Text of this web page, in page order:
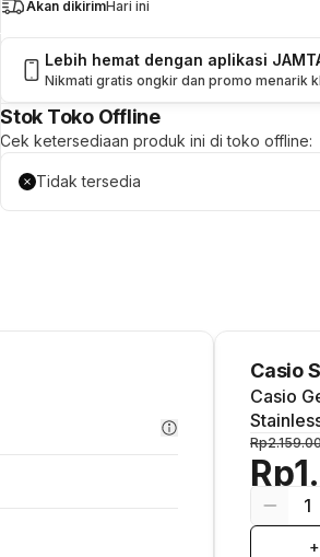
Akan dikirimHari ini
Lebih hemat dengan aplikasi
Nikmati gratis ongkir dan promo menarik
Stok Toko Offline
Cek ketersediaan produk ini di toko offline:
Tidak tersedia
Casio
Casio
1